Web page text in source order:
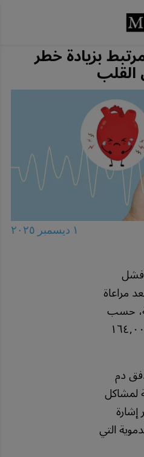
بزيادة خطر
١ ديسمبر ٢٠٢٥
فشل
بعد مراعاة
حسب
أكثر من ١٦٤,٠٠٠
دم
لمشاكل
إشارة
التي